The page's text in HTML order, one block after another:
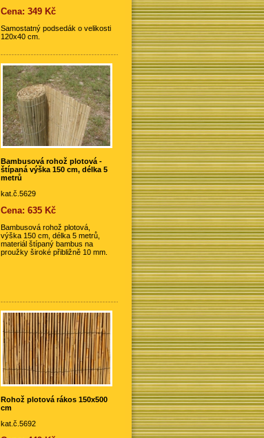
Cena: 349 Kč
Samostatný podsedák o velikosti
120x40 cm.
Bambusová rohož plotová -
štípaná výška 150 cm, délka 5
metrů
kat.č.5629
Cena: 635 Kč
Bambusová rohož plotová,
výška 150 cm, délka 5 metrů,
materiál štípaný bambus na
proužky široké přibližně 10 mm.
Rohož plotová rákos 150x500
cm
kat.č.5692